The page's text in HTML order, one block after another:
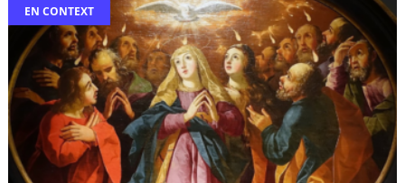
EN CONTEXT